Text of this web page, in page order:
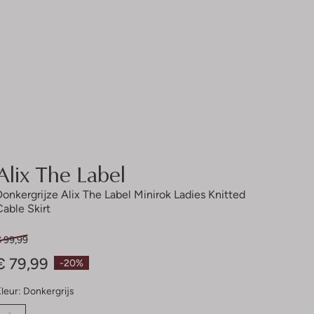
The Label
Alix The Label Minirok Ladies Knitted
Skirt
-20%
99,99
79,99
Donkergrijs